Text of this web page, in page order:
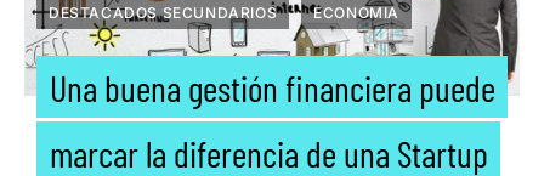
DESTACADOS SECUNDARIOS ECONOMIA
Una buena gestión financiera puede
marcar la diferencia de una Startup